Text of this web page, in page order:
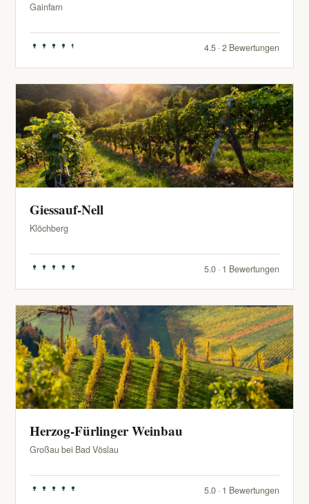
Gainfarn
4.5 · 2 Bewertungen
Giessauf-Nell
Klöchberg
5.0 · 1 Bewertungen
Herzog-Fürlinger Weinbau
Großau bei Bad Vöslau
5.0 · 1 Bewertungen